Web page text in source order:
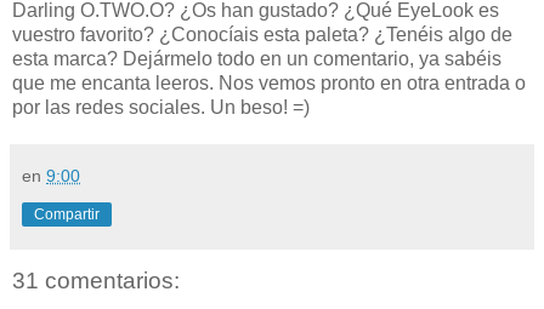
Darling O.TWO.O? ¿Os han gustado? ¿Qué EyeLook es
vuestro favorito? ¿Conocíais esta paleta? ¿Tenéis algo de
esta marca? Dejármelo todo en un comentario, ya sabéis
que me encanta leeros. Nos vemos pronto en otra entrada o
por las redes sociales. Un beso! =)
en 9:00
Compartir
31 comentarios: